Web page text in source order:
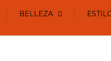
BELLEZA